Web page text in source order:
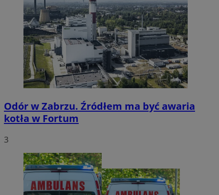
Odór w Zabrzu. Źródłem ma być awaria
kotła w Fortum
3